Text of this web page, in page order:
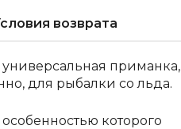
возврата
универсальная приманка,
для рыбалки со льда.
которого